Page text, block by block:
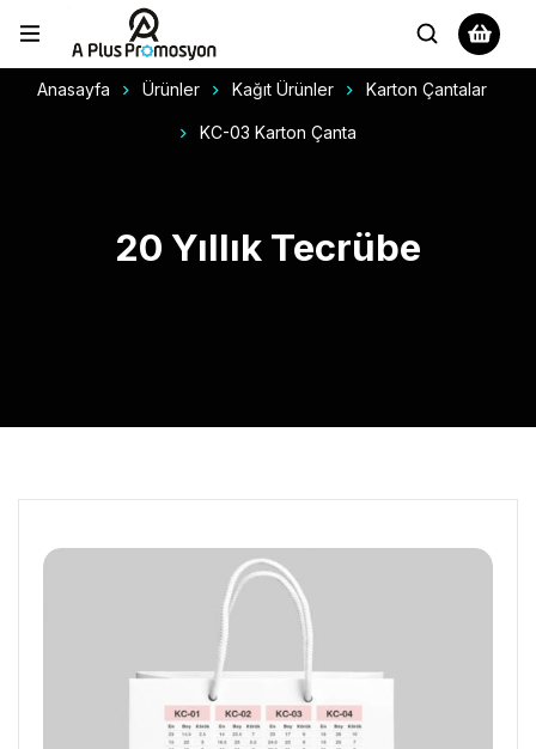
Anasayfa Ürünler Kağıt Ürünler Karton Çantalar
KC-03 Karton Çanta
20 Yıllık Tecrübe